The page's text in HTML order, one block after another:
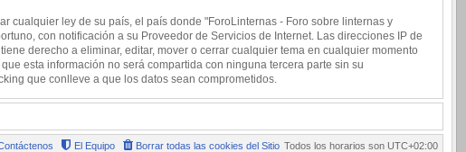
cualquier ley de su país, el país donde "ForoLinternas - Foro sobre linternas y
con notificación a su Proveedor de Servicios de Internet. Las direcciones IP de
derecho a eliminar, editar, mover o cerrar cualquier tema en cualquier momento
esta información no será compartida con ninguna tercera parte sin su
que conlleve a que los datos sean comprometidos.
Todos los horarios son UTC+02:00
Borrar todas las cookies del Sitio
El Equipo